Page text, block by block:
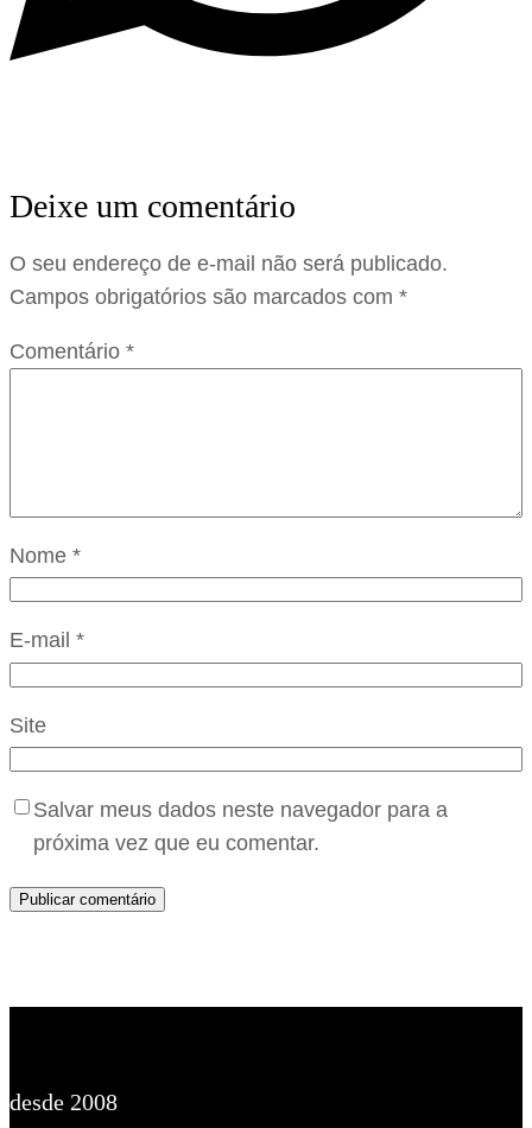
Deixe um comentário
O seu endereço de e-mail não será publicado.
Campos obrigatórios são marcados com *
Comentário *
Nome *
E-mail *
Site
Salvar meus dados neste navegador para a
próxima vez que eu comentar.
desde 2008